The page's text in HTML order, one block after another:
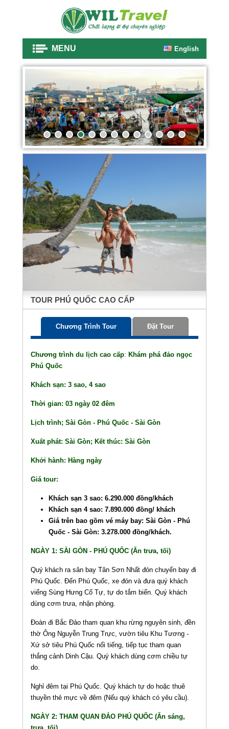
MENU English
TOUR PHÚ QUỐC CAO CẤP
Chương Trình Tour Đặt Tour
Chương trình du lịch cao cấp: Khám phá đảo ngọc
Phú Quốc
Khách sạn: 3 sao, 4 sao
Thời gian: 03 ngày 02 đêm
Lịch trình; Sài Gòn - Phú Quốc - Sài Gòn
Xuất phát: Sài Gòn; Kết thúc: Sài Gòn
Khởi hành: Hàng ngày
Giá tour:
Khách sạn 3 sao: 6.290.000 đồng/khách
Khách sạn 4 sao: 7.890.000 đồng/ khách
Giá trên bao gồm vé máy bay: Sài Gòn - Phú
Quốc - Sài Gòn: 3.278.000 đồng/khách.
NGÀY 1: SÀI GÒN - PHÚ QUỐC (Ăn trưa, tối)
Quý khách ra sân bay Tân Sơn Nhất đón chuyến bay đi
Phú Quốc. Đến Phú Quốc, xe đón và đưa quý khách
viếng Sùng Hưng Cổ Tự, tự do tắm biển. Quý khách
dùng cơm trưa, nhận phòng.
Đoàn đi Bắc Đảo tham quan khu rừng nguyên sinh, đền
thờ Ông Nguyễn Trung Trực, vườn tiêu Khu Tương -
Xứ sở tiêu Phú Quốc nổi tiếng, tiếp tục tham quan
thắng cảnh Dinh Cậu. Quý khách dùng cơm chiều tự
do.
Nghỉ đêm tại Phú Quốc. Quý khách tự do hoặc thuê
thuyền thẻ mực về đêm (Nếu quý khách có yêu cầu).
NGÀY 2: THAM QUAN ĐẢO PHÚ QUỐC (Ăn sáng,